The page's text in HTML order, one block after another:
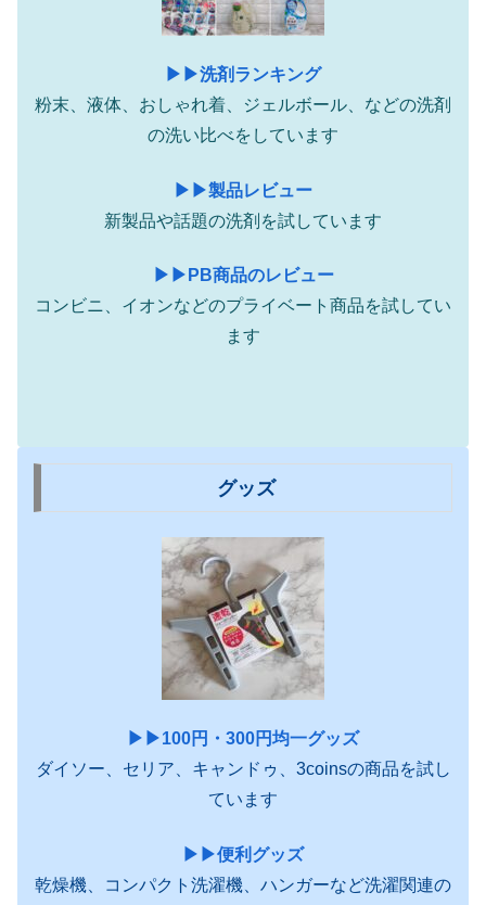
▶︎▶︎洗剤ランキング
粉末、液体、おしゃれ着、ジェルボール、などの洗剤
の洗い比べをしています
▶︎▶︎製品レビュー
新製品や話題の洗剤を試しています
▶︎▶︎PB商品のレビュー
コンビニ、イオンなどのプライベート商品を試してい
ます
グッズ
▶︎▶︎100円・300円均一グッズ
ダイソー、セリア、キャンドゥ、3coinsの商品を試し
ています
▶︎▶︎便利グッズ
乾燥機、コンパクト洗濯機、ハンガーなど洗濯関連の